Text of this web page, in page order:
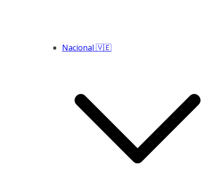
Nacional 🇻🇪